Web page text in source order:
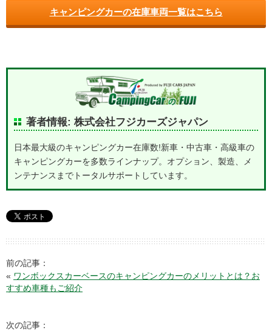
キャンピングカーの在庫車両一覧はこちら
著者情報: 株式会社フジカーズジャパン
日本最大級のキャンピングカー在庫数!新車・中古車・高級車の
キャンピングカーを多数ラインナップ。オプション、製造、メ
ンテナンスまでトータルサポートしています。
前の記事：
« ワンボックスカーベースのキャンピングカーのメリットとは？お
すすめ車種もご紹介
次の記事：